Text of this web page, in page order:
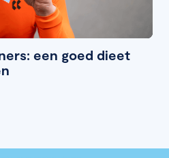
een goed dieet